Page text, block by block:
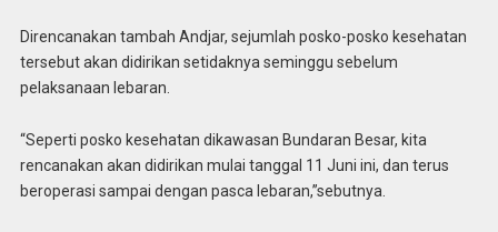
Direncanakan tambah Andjar, sejumlah posko-posko kesehatan
tersebut akan didirikan setidaknya seminggu sebelum
pelaksanaan lebaran.
“Seperti posko kesehatan dikawasan Bundaran Besar, kita
rencanakan akan didirikan mulai tanggal 11 Juni ini, dan terus
beroperasi sampai dengan pasca lebaran,”sebutnya.